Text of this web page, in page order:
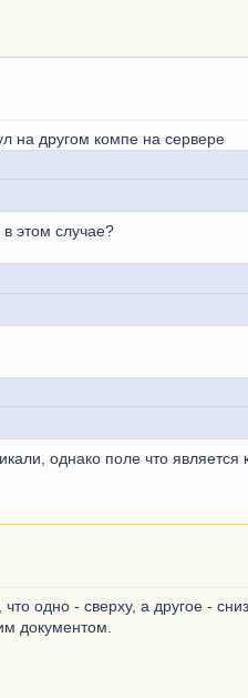
на другом компе на сервере
этом случае?
однако поле что является
одно - сверху, а другое -
документом.